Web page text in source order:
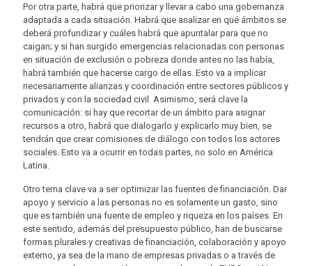
Por otra parte, habrá que priorizar y llevar a cabo una gobernanza
adaptada a cada situación. Habrá que analizar en qué ámbitos se
deberá profundizar y cuáles habrá que apuntalar para que no
caigan; y si han surgido emergencias relacionadas con personas
en situación de exclusión o pobreza donde antes no las había,
habrá también que hacerse cargo de ellas. Esto va a implicar
necesariamente alianzas y coordinación entre sectores públicos y
privados y con la sociedad civil. Asimismo, será clave la
comunicación: si hay que recortar de un ámbito para asignar
recursos a otro, habrá que dialogarlo y explicarlo muy bien, se
tendrán que crear comisiones de diálogo con todos los actores
sociales. Esto va a ocurrir en todas partes, no solo en América
Latina.
Otro tema clave va a ser optimizar las fuentes de financiación. Dar
apoyo y servicio a las personas no es solamente un gasto, sino
que es también una fuente de empleo y riqueza en los países. En
este sentido, además del presupuesto público, han de buscarse
formas plurales y creativas de financiación, colaboración y apoyo
externo, ya sea de la mano de empresas privadas o a través de